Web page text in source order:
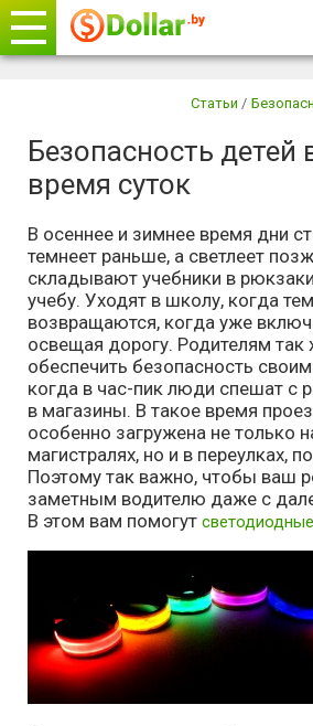
+375 29604-11-33
+375 29882-11-33
Статьи /
Безопасность детей
время суток
В осеннее и зимнее время дни
темнеет раньше, а светлеет
складывают учебники в
учебу. Уходят в школу, когда
возвращаются, когда уже
освещая дорогу. Родителям так
обеспечить безопасность
когда в час-пик люди спешат с
в магазины. В такое время
особенно загружена не только
магистралях, но и в переулках,
Поэтому так важно, чтобы ваш
заметным водителю даже с
В этом вам помогут